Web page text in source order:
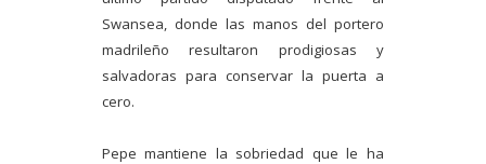
Swansea, donde las manos del portero
madrileño resultaron prodigiosas y
salvadoras para conservar la puerta a
cero.
Pepe mantiene la sobriedad que le ha